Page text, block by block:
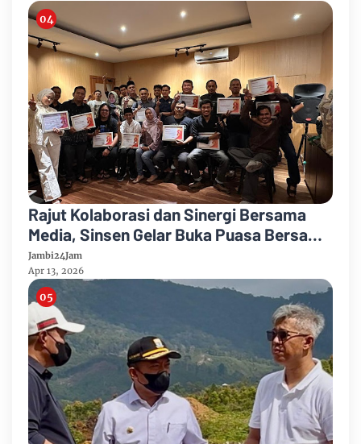
Rajut Kolaborasi dan Sinergi Bersama
Media, Sinsen Gelar Buka Puasa Bersama
Journalist 2026
Jambi24Jam
Apr 13, 2026